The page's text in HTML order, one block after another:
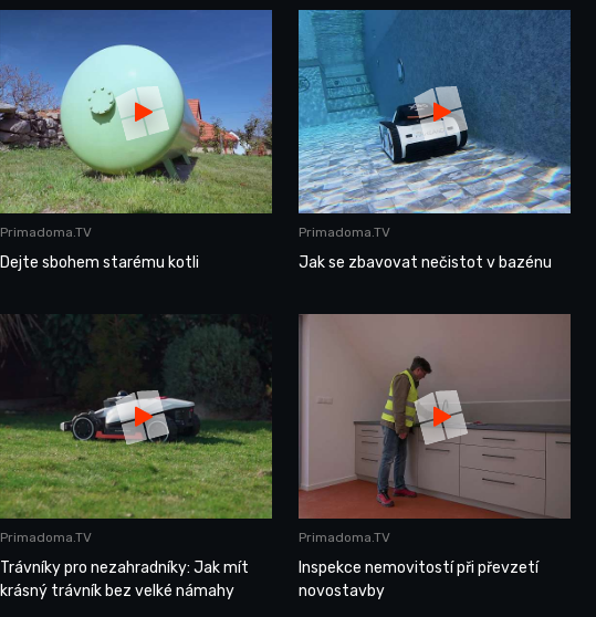
Primadoma.TV
Dejte sbohem starému kotli
Primadoma.TV
Jak se zbavovat nečistot v bazénu
Primadoma.TV
Trávníky pro nezahradníky: Jak mít
krásný trávník bez velké námahy
Primadoma.TV
Inspekce nemovitostí při převzetí
novostavby